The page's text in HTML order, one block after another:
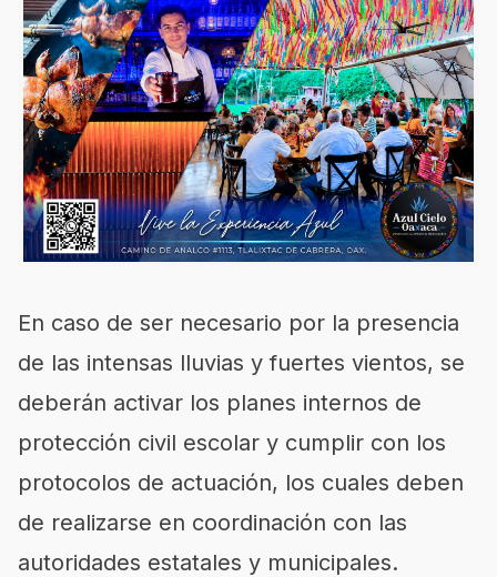
En caso de ser necesario por la presencia
de las intensas lluvias y fuertes vientos, se
deberán activar los planes internos de
protección civil escolar y cumplir con los
protocolos de actuación, los cuales deben
de realizarse en coordinación con las
autoridades estatales y municipales.